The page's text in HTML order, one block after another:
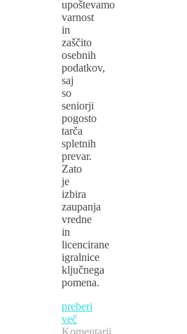
upoštevamo
varnost
in
zaščito
osebnih
podatkov,
saj
so
seniorji
pogosto
tarča
spletnih
prevar.
Zato
je
izbira
zaupanja
vredne
in
licencirane
igralnice
ključnega
pomena.
preberi
več
Komentarji